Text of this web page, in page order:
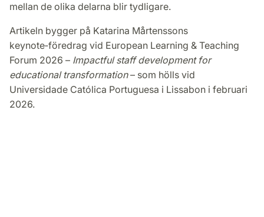
mellan de olika delarna blir tydligare.
Artikeln bygger på Katarina Mårtenssons
keynote‑föredrag vid European Learning & Teaching
Forum 2026 – Impactful staff development for
educational transformation– som hölls vid
Universidade Católica Portuguesa i Lissabon i februari
2026.